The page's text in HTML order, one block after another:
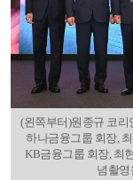
(왼쪽부터)원종규 코리
하나금융그룹 회장,
KB금융그룹 회장, 최
념촬영